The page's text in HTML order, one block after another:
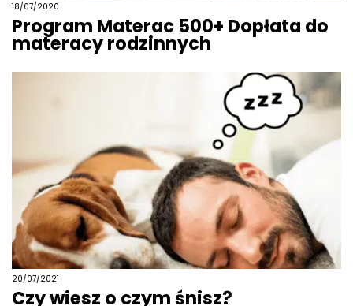
18/07/2020
Program Materac 500+ Dopłata do
materacy rodzinnych
20/07/2021
Czy wiesz o czym śnisz?